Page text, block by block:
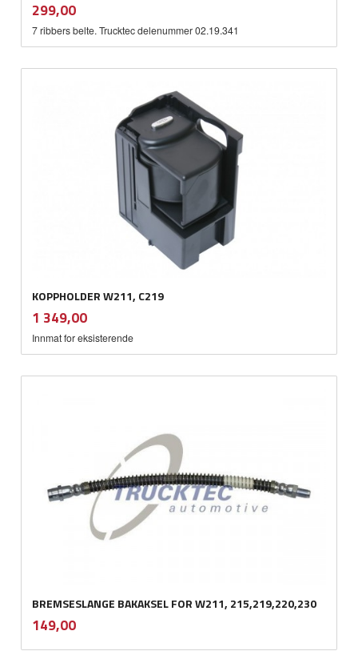
Pris
299,00mva.
7 ribbers belte. Trucktec delenummer 02.19.341
KOPPHOLDER W211, C219
Pris
1 349,00mva.
Innmat for eksisterende
BREMSESLANGE BAKAKSEL FOR W211, 215,219,220,230
Pris
149,00mva.